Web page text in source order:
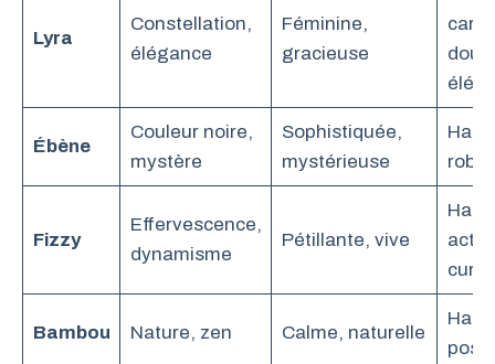
Lyra
Constellation,
élégance
Féminine,
gracieuse
doux
Ébène
Couleur noire,
mystère
Sophistiquée,
mystérieuse
robe
Fizzy
Effervescence,
dynamisme
Pétillante, vive
Bambou Nature, zen Calme, naturelle